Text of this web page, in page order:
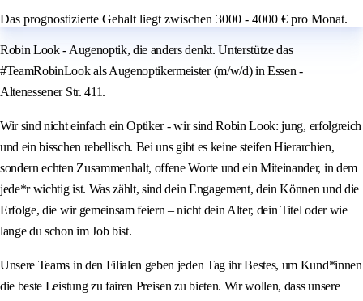
Das prognostizierte Gehalt liegt zwischen 3000 - 4000 € pro Monat.
Robin Look - Augenoptik, die anders denkt. Unterstütze das
#TeamRobinLook als Augenoptikermeister (m/w/d) in Essen -
Altenessener Str. 411.
Wir sind nicht einfach ein Optiker - wir sind Robin Look: jung, erfolgreich
und ein bisschen rebellisch. Bei uns gibt es keine steifen Hierarchien,
sondern echten Zusammenhalt, offene Worte und ein Miteinander, in dem
jede*r wichtig ist. Was zählt, sind dein Engagement, dein Können und die
Erfolge, die wir gemeinsam feiern – nicht dein Alter, dein Titel oder wie
lange du schon im Job bist.
Unsere Teams in den Filialen geben jeden Tag ihr Bestes, um Kund*innen
die beste Leistung zu fairen Preisen zu bieten. Wir wollen, dass unsere